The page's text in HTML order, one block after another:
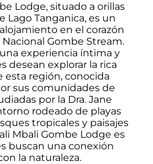
Lodge, situado a orillas
Lago Tanganica, es un
en el corazón
Gombe Stream.
experiencia íntima y
desean explorar la rica
esta región, conocida
sus comunidades de
por la Dra. Jane
rodeado de playas
tropicales y paisajes
Mbali Gombe Lodge es
buscan una conexión
la naturaleza.